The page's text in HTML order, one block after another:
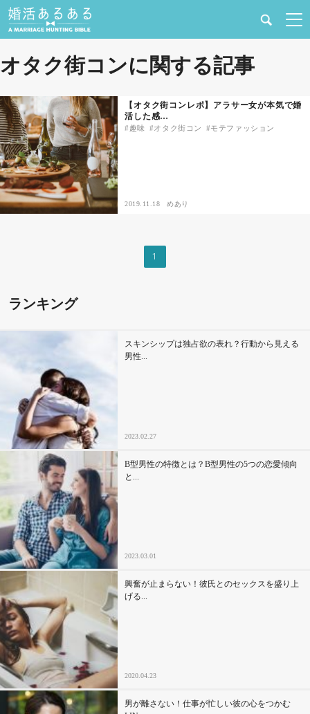
健康
恋愛の悩み
出会い
合コン・街コン
あるある
ドキドキ
仕事とキャリア
特集
占い・診断
ファッション・美容
グルメ
趣味・旅行
セックスライフ
不倫・だめ男
感動
オタク街コンに関する記事
【オタク街コンレポ】アラサー女が本気で婚
活した感…
趣味 オタク街コン モテファッション
2019.11.18 めあり
1
ランキング
スキンシップは独占欲の表れ？行動から見える
男性...
2023.02.27
B型男性の特徴とは？B型男性の5つの恋愛傾向
と...
2023.03.01
興奮が止まらない！彼氏とのセックスを盛り上
げる...
2020.04.23
男が離さない！仕事が忙しい彼の心をつかむ